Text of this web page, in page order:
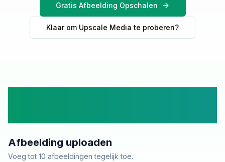
Gratis Afbeelding Opschalen
Klaar om Upscale Media te proberen?
Afbeelding uploaden
Voeg tot 10 afbeeldingen tegelijk toe.